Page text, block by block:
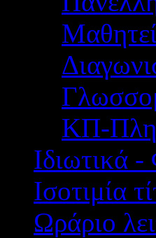
ΚΠ-
Ιδιωτικά
Ισοτιμία
Ωράριο